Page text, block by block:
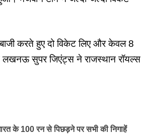
करते हुए दो विकेट लिए और केवल 8
लखनऊ सुपर जिएंट्सने राजस्थान रॉयल्स
के 100 रन से पिछड़ने पर सभी की निगाहें